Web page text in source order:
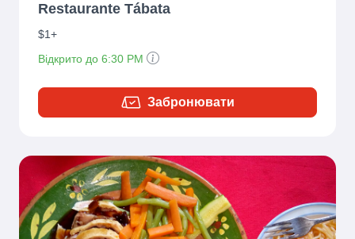
Restaurante Tábata
$1+
Відкрито до 6:30 PM
Забронювати